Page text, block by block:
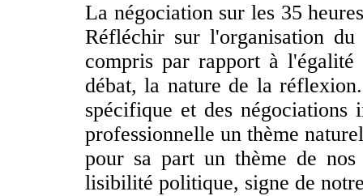
La négociation sur les 35
Réfléchir sur l'organisation
compris par rapport à
débat, la nature de la
spécifique et des négociations
professionnelle un thème
pour sa part un thème de
lisibilité politique, signe de